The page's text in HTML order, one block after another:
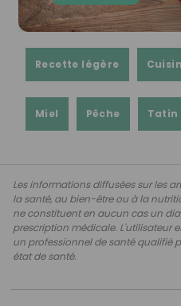
Recette légère
Miel Pêche Tatin
Les informations diffusées sur les
la santé, au bien-être ou à la
ne constituent en aucun cas un
prescription médicale. L'utilisateur
un professionnel de santé qualifié
état de santé.